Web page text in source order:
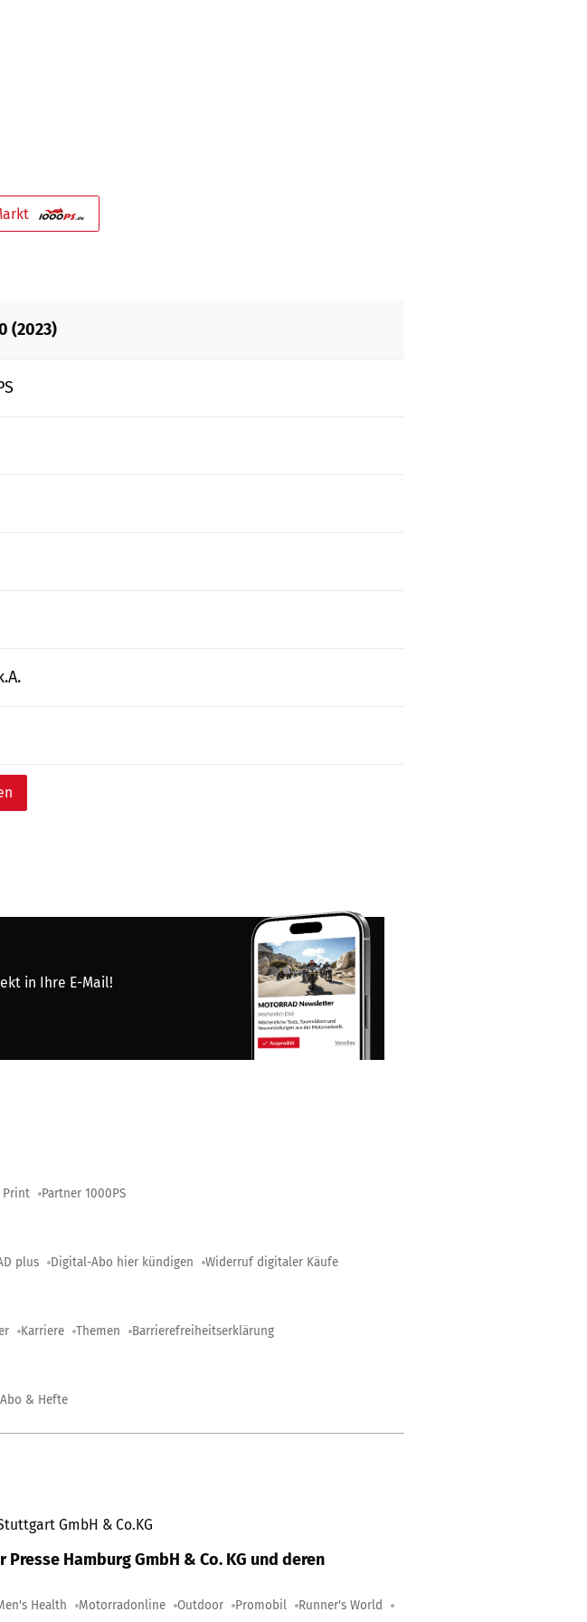
(2023)
in Ihre E-Mail!
Print Partner 1000PS
plus Digital-Abo hier kündigen Widerruf digitaler Käufe
Karriere Themen Barrierefreiheitserklärung
Abo & Hefte
GmbH & Co.KG
Hamburg GmbH & Co. KG und deren
Health Motorradonline Outdoor Promobil
Runner's World